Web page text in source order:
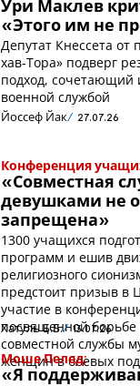
Ури Маклев
«Этого им не
Депутат Кнессета от
хав-Тора» подверг
подход, сочетающий
военной службой
Йоссеф Йак 27.07.26
Конференция
«Совместная
девушками не
запрещена»
1300 учащихся
программ и ешив
религиозного
предстоит призыв в
участие в
посвященной борьбе
совместной службы
женщин в боевых
Хатуль Б.Б. 13.07.26
Моше Пелед:
«Я